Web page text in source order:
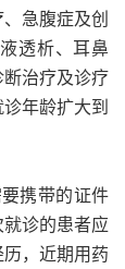
急腹症及创
透析、耳鼻
治疗及诊疗
年龄扩大到
携带的证件
诊的患者应
，近期用药